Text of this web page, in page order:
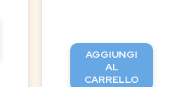
AGGIUNGI
AL
CARRELLO